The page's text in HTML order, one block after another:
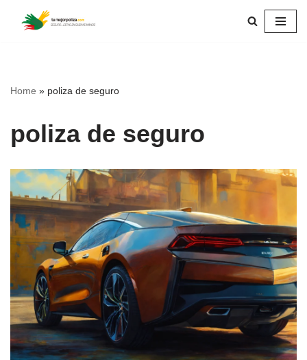
Home » poliza de seguro
poliza de seguro